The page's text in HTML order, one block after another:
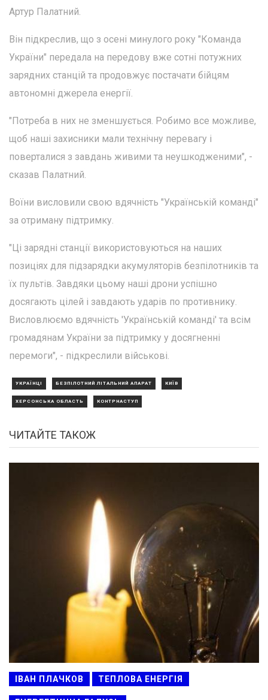
Артур Палатний.
Він підкреслив, що з осені минулого року "Команда
України" передала на передову вже сотні потужних
зарядних станцій та продовжує постачати бійцям
автономні джерела енергії.
"Потреба в них не зменшується. Робимо все можливе,
щоб наші захисники мали технічну перевагу і
поверталися з завдань живими та неушкодженими", -
сказав Палатний.
Воїни висловили свою вдячність "Українській команді"
за отриману підтримку.
"Ці зарядні станції використовуються на наших
позиціях для підзарядки акумуляторів безпілотників та
їх пультів. Завдяки цьому наші дрони успішно
досягають цілей і завдають ударів по противнику.
Висловлюємо вдячність 'Українській команді' та всім
громадянам України за підтримку у досягненні
перемоги", - підкреслили військові.
УКРАЇНЦІ БЕЗПІЛОТНИЙ ЛІТАЛЬНИЙ АПАРАТ КИЇВ
ХЕРСОНСЬКА ОБЛАСТЬ КОНТРНАСТУП
ЧИТАЙТЕ ТАКОЖ
ІВАН ПЛАЧКОВ ТЕПЛОВА ЕНЕРГІЯ